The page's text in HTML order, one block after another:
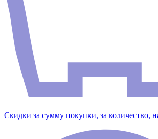
Скидки за сумму покупки, за количество,